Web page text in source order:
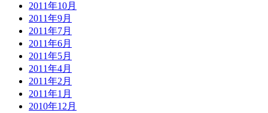
2011年10月
2011年9月
2011年7月
2011年6月
2011年5月
2011年4月
2011年2月
2011年1月
2010年12月